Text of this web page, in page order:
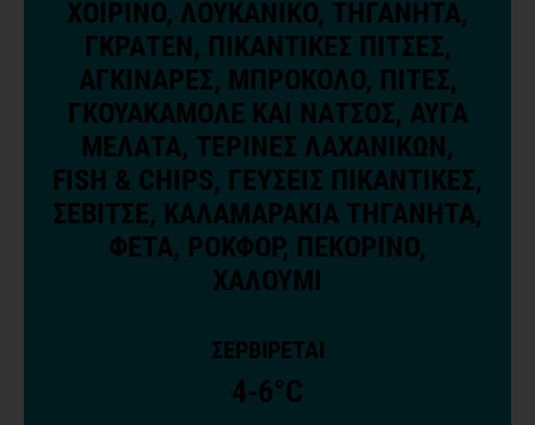
ΧΟΙΡΙΝΟ, ΛΟΥΚΑΝΙΚΟ, ΤΗΓΑΝΗΤΑ,
ΓΚΡΑΤΕΝ, ΠΙΚΑΝΤΙΚΕΣ ΠΙΤΣΕΣ,
ΑΓΚΙΝΑΡΕΣ, ΜΠΡΟΚΟΛΟ, ΠΙΤΕΣ,
ΓΚΟΥΑΚΑΜΟΛΕ ΚΑΙ ΝΑΤΣΟΣ, ΑΥΓΑ
ΜΕΛΑΤΑ, ΤΕΡΙΝΕΣ ΛΑΧΑΝΙΚΩΝ,
FISH & CHIPS, ΓΕΥΣΕΙΣ ΠΙΚΑΝΤΙΚΕΣ,
ΣΕΒΙΤΣΕ, ΚΑΛΑΜΑΡΑΚΙΑ ΤΗΓΑΝΗΤΑ,
ΦΕΤΑ, ΡΟΚΦΟΡ, ΠΕΚΟΡΙΝΟ,
ΧΑΛΟΥΜΙ
ΣΕΡΒΙΡΕΤΑΙ
4-6°C